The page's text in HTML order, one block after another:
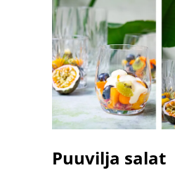
Puuvilja salat